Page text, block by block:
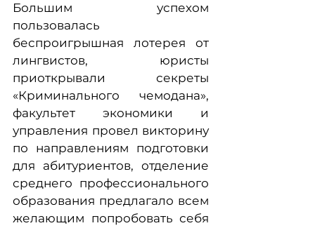
Большим успехом
пользовалась
беспроигрышная лотерея от
лингвистов, юристы
приоткрывали секреты
«Криминального чемодана»,
факультет экономики и
управления провел викторину
по направлениям подготовки
для абитуриентов, отделение
среднего профессионального
образования предлагало всем
желающим попробовать себя